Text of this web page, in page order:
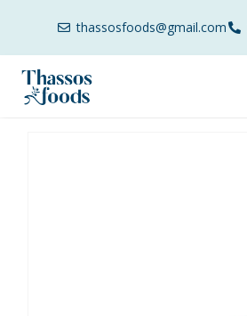
thassosfoods@gmail.com